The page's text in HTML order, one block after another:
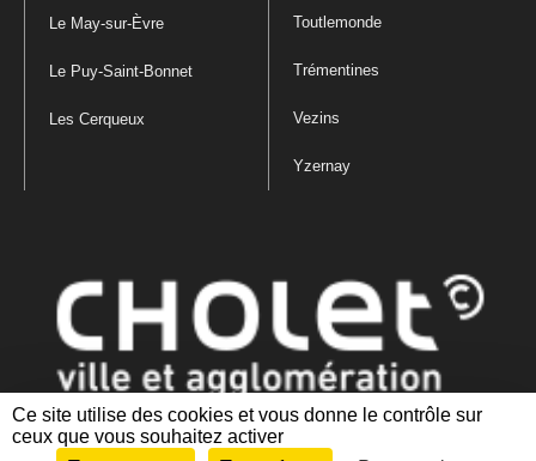
Ce site utilise des cookies et vous donne le contrôle sur
ceux que vous souhaitez activer
Le May-sur-Èvre
Le Puy-Saint-Bonnet
Les Cerqueux
Toutlemonde
Trémentines
Vezins
Yzernay
Mentions légales|Politique de confidentialité